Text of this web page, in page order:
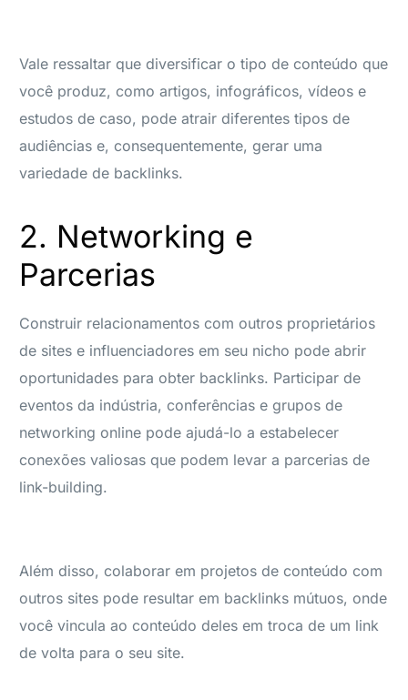
Vale ressaltar que diversificar o tipo de conteúdo que
você produz, como artigos, infográficos, vídeos e
estudos de caso, pode atrair diferentes tipos de
audiências e, consequentemente, gerar uma
variedade de backlinks.
2. Networking e
Parcerias
Construir relacionamentos com outros proprietários
de sites e influenciadores em seu nicho pode abrir
oportunidades para obter backlinks. Participar de
eventos da indústria, conferências e grupos de
networking online pode ajudá-lo a estabelecer
conexões valiosas que podem levar a parcerias de
link-building.
Além disso, colaborar em projetos de conteúdo com
outros sites pode resultar em backlinks mútuos, onde
você vincula ao conteúdo deles em troca de um link
de volta para o seu site.